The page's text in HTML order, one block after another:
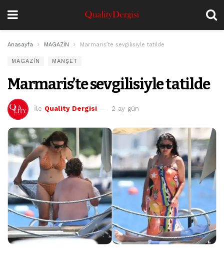
Anasayfa MAGAZİN Marmaris’te sevgilisiyle tatilde
MAGAZİN MANŞET
Marmaris’te sevgilisiyle tatilde
İle Quality Dergisi 2 ay gün